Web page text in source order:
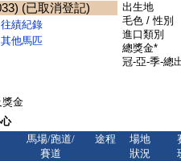
(已取消登記)
往績紀錄
其他馬匹
出生地
毛色 / 性別
進口類別
總獎金*
冠-亞-季-總
獎金
馬場/跑道/
賽道
途程
場地
狀況